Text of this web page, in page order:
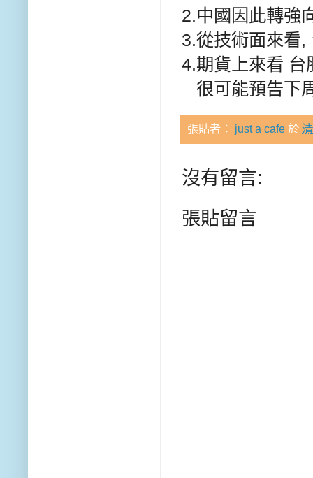
2.中國因此轉強
3.從技術面來看,
4.期貨上來看 台
很可能預告下
張貼者： just a cafe 於
沒有留言:
張貼留言